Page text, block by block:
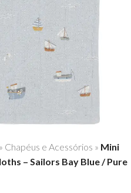
» Chapéus e Acessórios » Mini
– Sailors Bay Blue / Pure